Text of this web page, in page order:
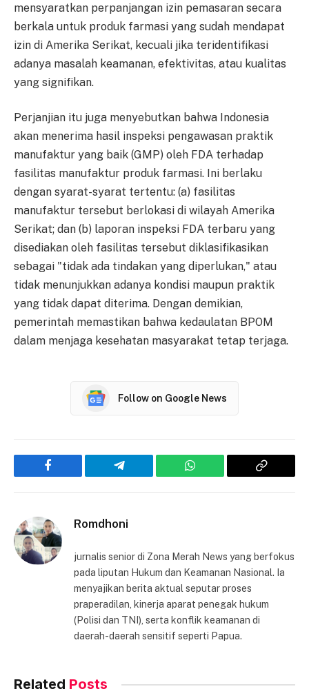
mensyaratkan perpanjangan izin pemasaran secara
berkala untuk produk farmasi yang sudah mendapat
izin di Amerika Serikat, kecuali jika teridentifikasi
adanya masalah keamanan, efektivitas, atau kualitas
yang signifikan.
Perjanjian itu juga menyebutkan bahwa Indonesia
akan menerima hasil inspeksi pengawasan praktik
manufaktur yang baik (GMP) oleh FDA terhadap
fasilitas manufaktur produk farmasi. Ini berlaku
dengan syarat-syarat tertentu: (a) fasilitas
manufaktur tersebut berlokasi di wilayah Amerika
Serikat; dan (b) laporan inspeksi FDA terbaru yang
disediakan oleh fasilitas tersebut diklasifikasikan
sebagai "tidak ada tindakan yang diperlukan," atau
tidak menunjukkan adanya kondisi maupun praktik
yang tidak dapat diterima. Dengan demikian,
pemerintah memastikan bahwa kedaulatan BPOM
dalam menjaga kesehatan masyarakat tetap terjaga.
Follow on Google News
Facebook Telegram WhatsApp
Copy
Romdhoni
jurnalis senior di Zona Merah News yang berfokus
pada liputan Hukum dan Keamanan Nasional. Ia
menyajikan berita aktual seputar proses
praperadilan, kinerja aparat penegak hukum
(Polisi dan TNI), serta konflik keamanan di
daerah-daerah sensitif seperti Papua.
Related Posts